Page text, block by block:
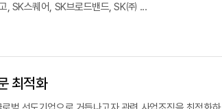
, SK스퀘어, SK브로드밴드, SK㈜ ...
최적화